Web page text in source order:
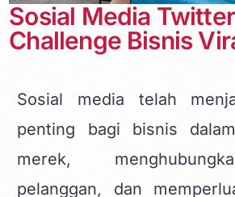
Sosial Media
Challenge Bisnis
Sosial media telah
penting bagi bisnis
merek,
pelanggan, dan